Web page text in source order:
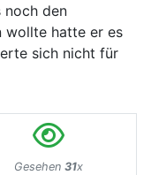
noch den
wollte hatte er es
sich nicht für
Gesehen 31x